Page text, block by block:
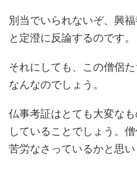
別当でいられないぞ、興
と定澄に反論するのです。
それにしても、この僧侶
なんなのでしょう。
仏事考証はとても大変な
していることでしょう。
苦労なさっているかと思い